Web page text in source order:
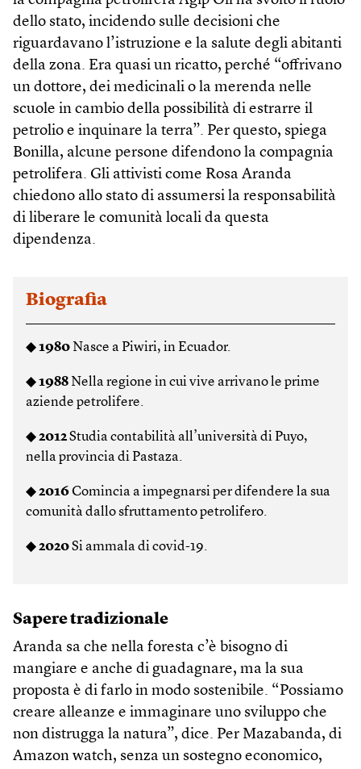
dello stato, incidendo sulle decisioni che
riguardavano l’istruzione e la salute degli abitanti
della zona. Era quasi un ricatto, perché “offrivano
un dottore, dei medicinali o la merenda nelle
scuole in cambio della possibilità di estrarre il
petrolio e inquinare la terra”. Per questo, spiega
Bonilla, alcune persone difendono la compagnia
petrolifera. Gli attivisti come Rosa Aranda
chiedono allo stato di assumersi la responsabilità
di liberare le comunità locali da questa
dipendenza.
Biografia
◆1980 Nasce a Piwiri, in Ecuador.
◆1988 Nella regione in cui vive arrivano le prime
aziende petrolifere.
◆2012Studia contabilità all’università di Puyo,
nella provincia di Pastaza.
◆2016Comincia a impegnarsi per difendere la sua
comunità dallo sfruttamento petrolifero.
◆2020Si ammala di covid-19.
Sapere tradizionale
Aranda sa che nella foresta c’è bisogno di
mangiare e anche di guadagnare, ma la sua
proposta è di farlo in modo sostenibile. “Possiamo
creare alleanze e immaginare uno sviluppo che
non distrugga la natura”, dice. Per Mazabanda, di
Amazon watch, senza un sostegno economico,